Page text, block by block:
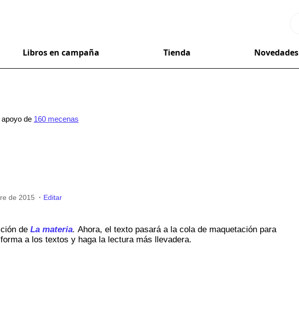
Libros en campaña Tienda Novedades
de 160 mecenas
de 2015 · Editar
de La materia. Ahora, el texto pasará a la cola de maquetación para
a los textos y haga la lectura más llevadera.